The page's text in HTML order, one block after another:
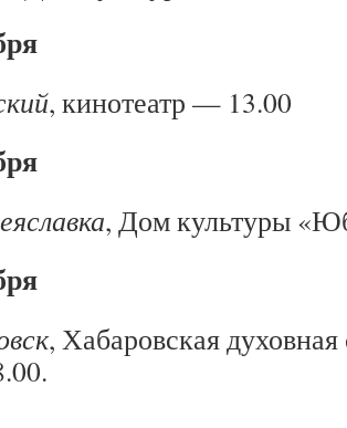
, кинотеатр — 13.00
, Дом культуры
, Хабаровская